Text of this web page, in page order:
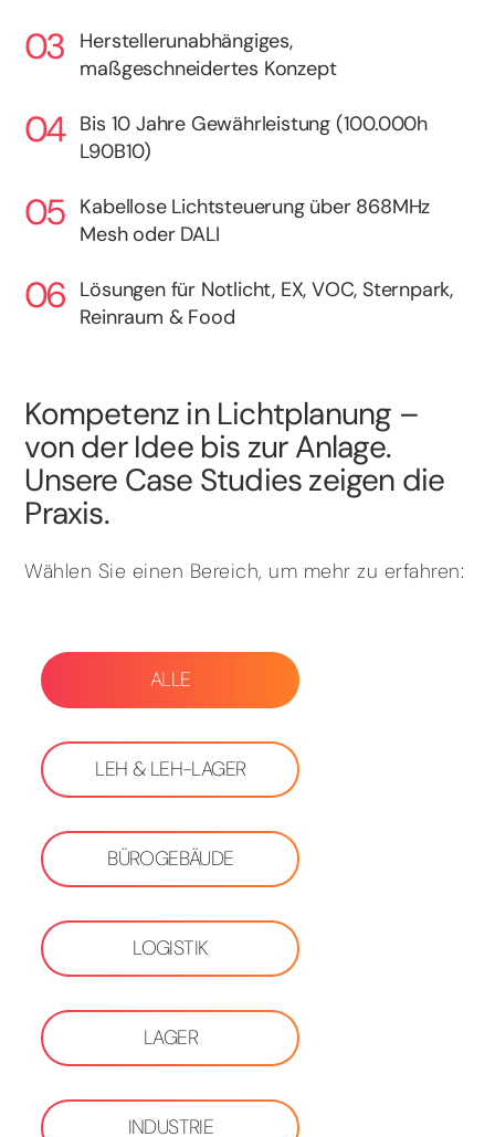
Herstellerunabhängiges,
maßgeschneidertes Konzept
Bis 10 Jahre Gewährleistung (100.000h
L90B10)
Kabellose Lichtsteuerung über 868MHz
Mesh oder DALI
Lösungen für Notlicht, EX, VOC, Sternpark,
Reinraum & Food
Kompetenz in Lichtplanung –
von der Idee bis zur Anlage.
Unsere Case Studies zeigen die
Praxis.
Wählen Sie einen Bereich, um mehr zu erfahren:
ALLE
LEH & LEH-LAGER
BÜROGEBÄUDE
LOGISTIK
LAGER
INDUSTRIE